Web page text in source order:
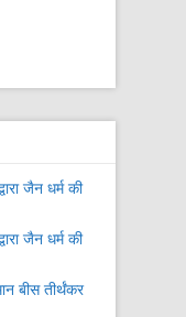
जैन धर्म की
जैन धर्म की
बीस तीर्थंकर